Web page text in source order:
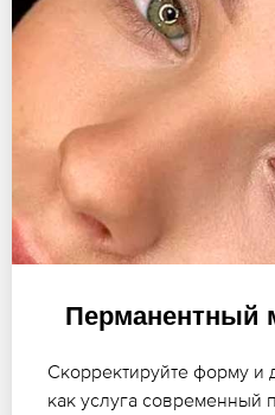
Перманентный
Скорректируйте форму и
как услуга современный